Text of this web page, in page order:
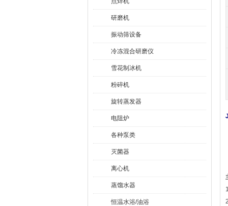
研磨机
振动筛设备
冷冻混合研磨仪
雪花制冰机
粉碎机
旋转蒸发器
电阻炉
各种泵类
灭菌器
离心机
蒸馏水器
恒温水浴/油浴